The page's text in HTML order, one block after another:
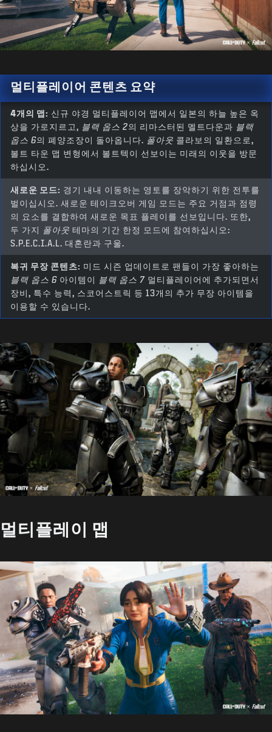
멀티플레이어 콘텐츠 요약
4개의 맵: 신규 야경 멀티플레이어 맵에서 일본의 하늘 높은 옥
상을 가로지르고, 블랙 옵스 2의 리마스터된 멜트다운과 블랙
옵스 6의 폐양조장이 돌아옵니다. 폴아웃 콜라보의 일환으로,
볼트 타운 맵 변형에서 볼트텍이 선보이는 미래의 이웃을 방문
하십시오.
새로운 모드: 경기 내내 이동하는 영토를 장악하기 위한 전투를
벌이십시오. 새로운 테이크오버 게임 모드는 주요 거점과 점령
의 요소를 결합하여 새로운 목표 플레이를 선보입니다. 또한,
두 가지 폴아웃 테마의 기간 한정 모드에 참여하십시오:
S.P.E.C.I.A.L. 대혼란과 구울.
복귀 무장 콘텐츠: 미드 시즌 업데이트로 팬들이 가장 좋아하는
블랙 옵스 6 아이템이 블랙 옵스 7 멀티플레이어에 추가되면서
장비, 특수 능력, 스코어스트릭 등 13개의 추가 무장 아이템을
이용할 수 있습니다.
멀티플레이 맵